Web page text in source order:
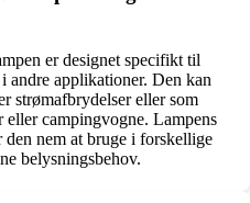
er designet specifikt til
andre applikationer. Den kan
strømafbrydelser eller som
eller campingvogne. Lampens
nem at bruge i forskellige
belysningsbehov.